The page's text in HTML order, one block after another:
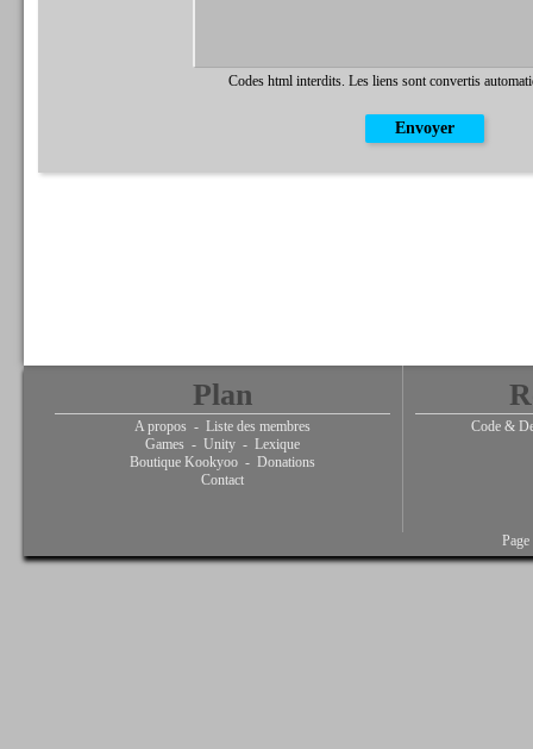
Codes html interdits. Les liens sont convertis
Plan
A propos - Liste des membres
Games - Unity - Lexique
Boutique Kookyoo - Donations
Contact
Code &